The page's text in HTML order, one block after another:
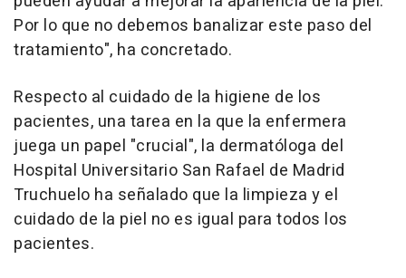
Por lo que no debemos banalizar este paso del
tratamiento", ha concretado.
Respecto al cuidado de la higiene de los
pacientes, una tarea en la que la enfermera
juega un papel "crucial", la dermatóloga del
Hospital Universitario San Rafael de Madrid
Truchuelo ha señalado que la limpieza y el
cuidado de la piel no es igual para todos los
pacientes.